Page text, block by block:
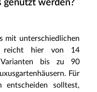
genutzt werden?
mit unterschiedlichen
reicht hier von 14
bis zu 90
Für
entscheiden solltest,